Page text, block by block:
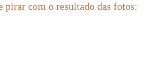
pirar com o resultado das fotos: